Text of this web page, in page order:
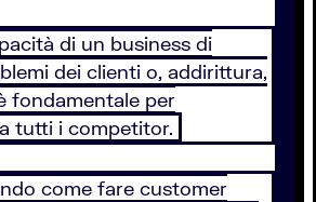
di un business di
dei clienti o, addirittura,
fondamentale per
tutti i competitor.
come fare customer